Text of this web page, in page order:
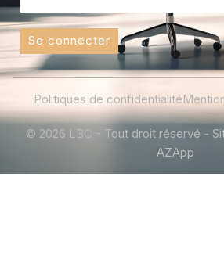
Se connecter
Politiques de confidentialité
© 2026 LBC - Tout droit réservé -
AZApp